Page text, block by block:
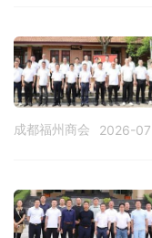
成都福州商会 2026-